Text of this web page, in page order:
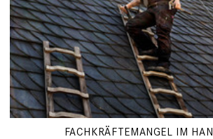
FACHKRÄFTEMANGEL IM